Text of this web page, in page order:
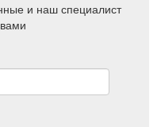
и наш специалист